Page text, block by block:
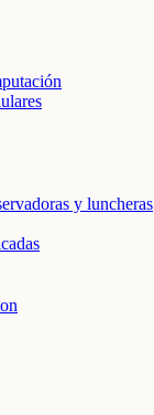
y luncheras